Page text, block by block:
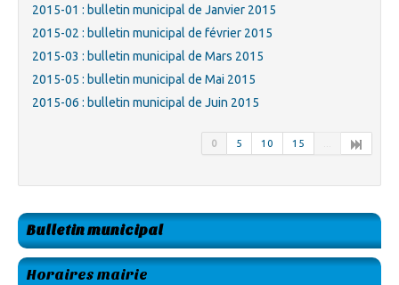
2015-01 : bulletin municipal de Janvier 2015
2015-02 : bulletin municipal de février 2015
2015-03 : bulletin municipal de Mars 2015
2015-05 : bulletin municipal de Mai 2015
2015-06 : bulletin municipal de Juin 2015
0 5 10 15
Bulletin municipal
Horaires mairie